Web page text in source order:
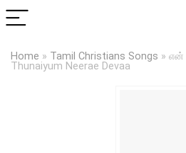
Home » Tamil Christians Songs » என்
Thunaiyum Neerae Devaa